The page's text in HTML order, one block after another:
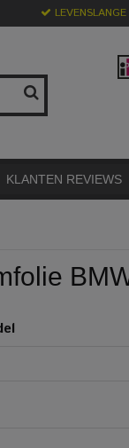
KLANTEN REVIEWS